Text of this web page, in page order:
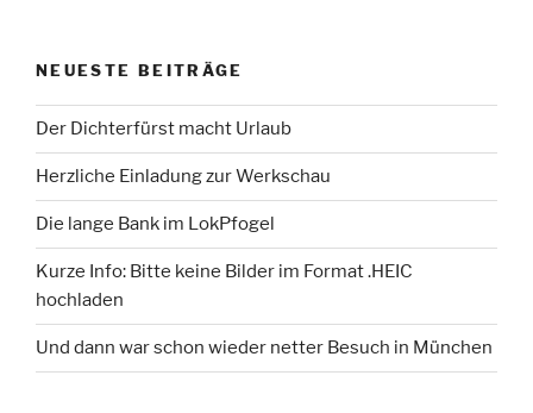
NEUESTE BEITRÄGE
Der Dichterfürst macht Urlaub
Herzliche Einladung zur Werkschau
Die lange Bank im LokPfogel
Kurze Info: Bitte keine Bilder im Format .HEIC
hochladen
Und dann war schon wieder netter Besuch in München